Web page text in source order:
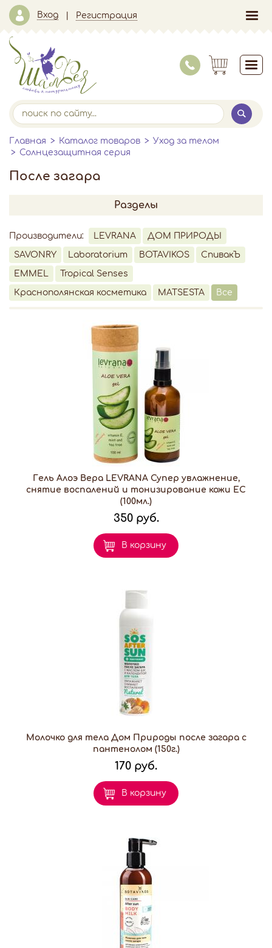
Вход Регистрация
Главная Каталог товаров
Уход за телом
Солнцезащитная серия
После загара
Разделы
Производители: LEVRANA ДОМ ПРИРОДЫ
SAVONRY Laboratorium BOTAVIKOS СпивакЪ
EMMEL Tropical Senses
Краснополянская косметика MATSESTA Все
Гель Алоэ Вера LEVRANA Супер увлажнение,
снятие воспалений и тонизирование кожи EC
(100мл.)
350 руб.
В корзину
Молочко для тела Дом Природы после загара с
пантенолом (150г.)
170 руб.
В корзину